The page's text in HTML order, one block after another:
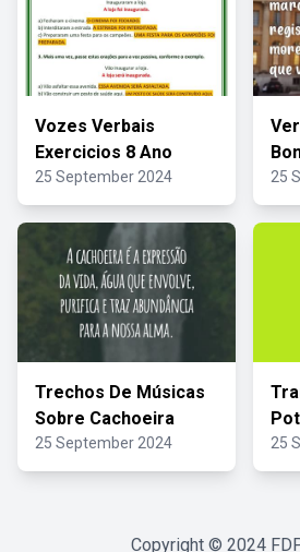
Vozes Verbais
Exercicios 8 Ano
25 September 2024 25
Trechos De Músicas
Sobre Cachoeira
25 September 2024 25
Copyright © 2024